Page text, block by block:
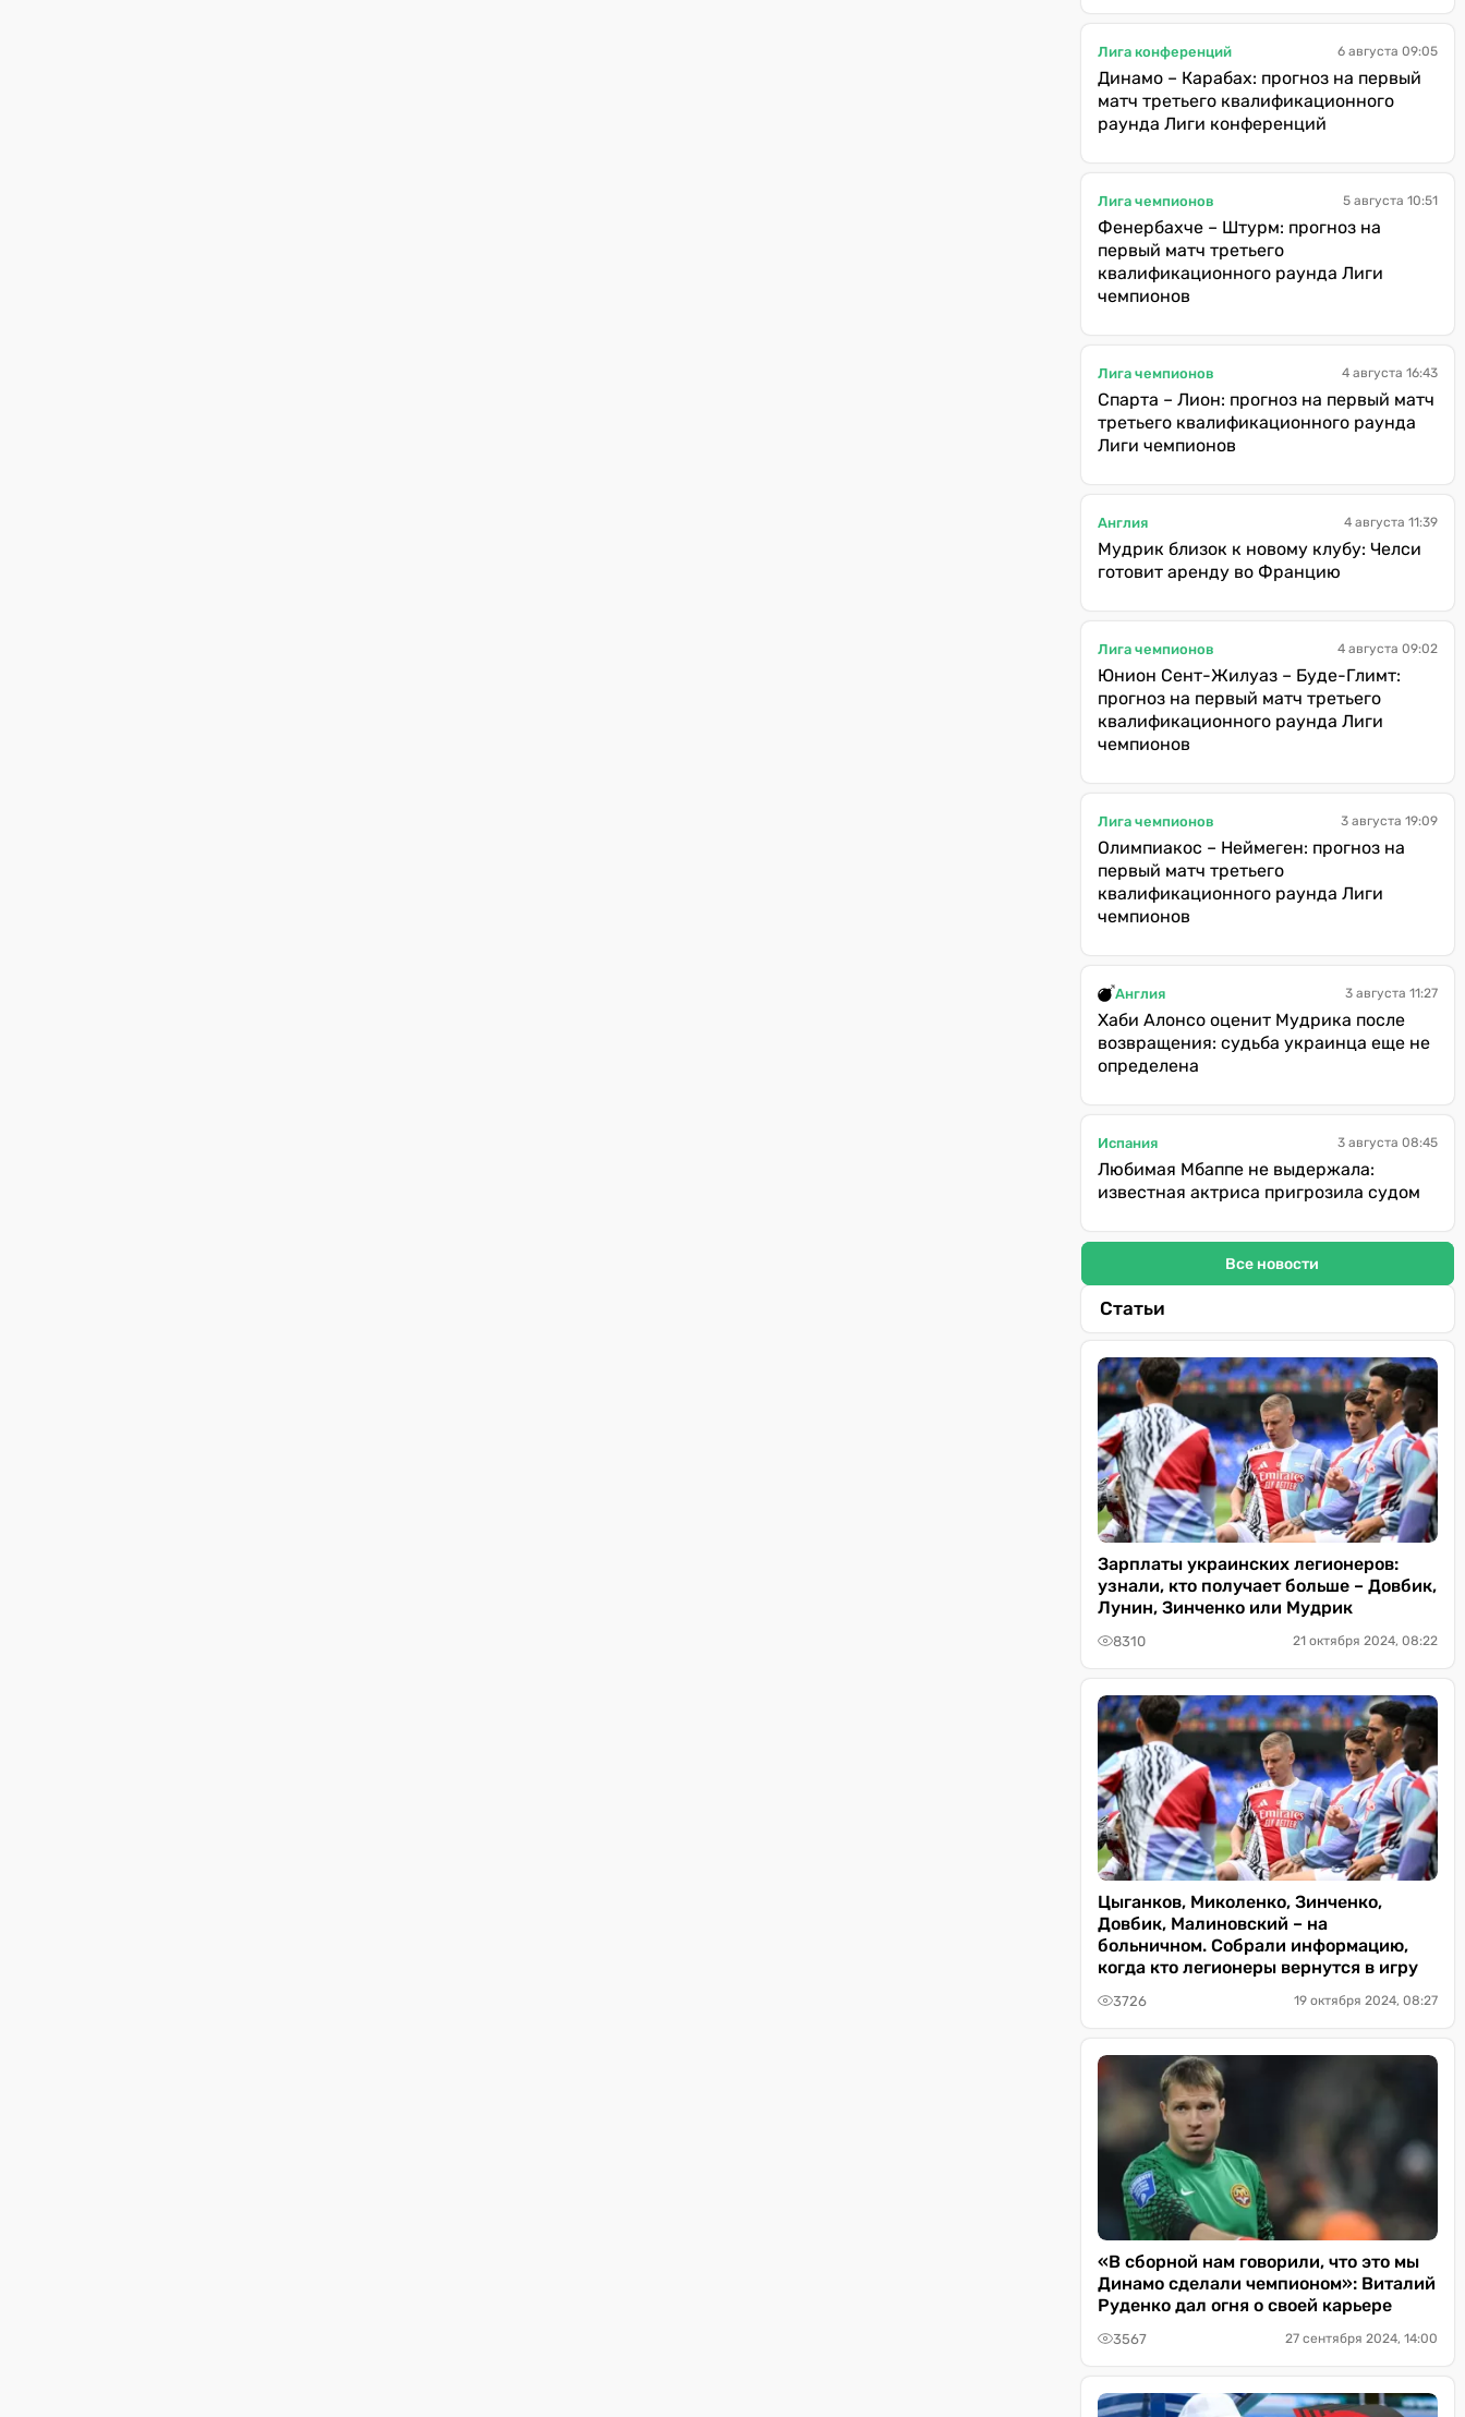
Лига конференций 6 августа 09:05
Динамо – Карабах: прогноз на первый
матч третьего квалификационного
раунда Лиги конференций
Лига чемпионов 5 августа 10:51
Фенербахче – Штурм: прогноз на
первый матч третьего
квалификационного раунда Лиги
чемпионов
Лига чемпионов 4 августа 16:43
Спарта – Лион: прогноз на первый матч
третьего квалификационного раунда
Лиги чемпионов
Англия 4 августа 11:39
Мудрик близок к новому клубу: Челси
готовит аренду во Францию
Лига чемпионов 4 августа 09:02
Юнион Сент-Жилуаз – Буде-Глимт:
прогноз на первый матч третьего
квалификационного раунда Лиги
чемпионов
Лига чемпионов 3 августа 19:09
Олимпиакос – Неймеген: прогноз на
первый матч третьего
квалификационного раунда Лиги
чемпионов
Англия 3 августа 11:27
Хаби Алонсо оценит Мудрика после
возвращения: судьба украинца еще не
определена
Испания 3 августа 08:45
Любимая Мбаппе не выдержала:
известная актриса пригрозила судом
Все новости
Статьи
Зарплаты украинских легионеров:
узнали, кто получает больше – Довбик,
Лунин, Зинченко или Мудрик
8310 21 октября 2024, 08:22
Цыганков, Миколенко, Зинченко,
Довбик, Малиновский – на
больничном. Собрали информацию,
когда кто легионеры вернутся в игру
3726 19 октября 2024, 08:27
«В сборной нам говорили, что это мы
Динамо сделали чемпионом»: Виталий
Руденко дал огня о своей карьере
3567 27 сентября 2024, 14:00